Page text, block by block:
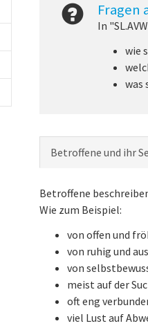
Fragen
In
wie
was
Betroffene und ihr
Betroffene
Wie zum Beispiel:
von offen und
von ruhig und
von
meist auf der
oft eng
viel Lust auf